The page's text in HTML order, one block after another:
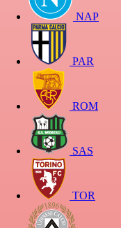
NAP
PAR
ROM
SAS
TOR